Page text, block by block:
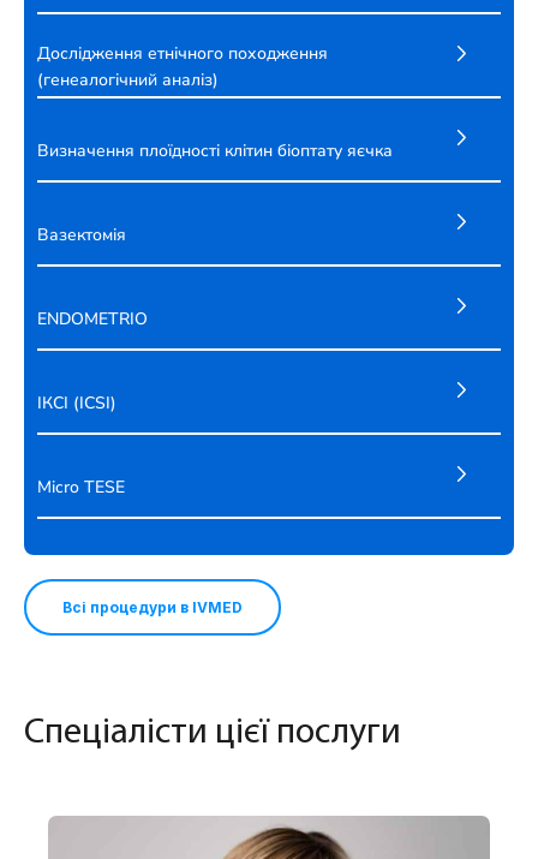
Дослідження етнічного походження
(генеалогічний аналіз)
Визначення плоїдності клітин біоптату яєчка
Вазектомія
ENDOMETRIO
ІКСІ (ICSI)
Micro TESE
Всі процедури в IVMED
Спеціалісти цієї послуги